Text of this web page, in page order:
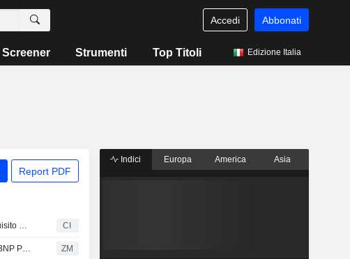
Accedi Abbonati
Screener Strumenti Top Titoli Edizione Italia
Report PDF
Ingersoll Rand Inc. (NYSE:IR) ha acquisito Lone Star Blower, Inc. CI
Ingersoll Rand Inc.: rating Neutral da BNP Paribas ZM
Indici Europa America Asia